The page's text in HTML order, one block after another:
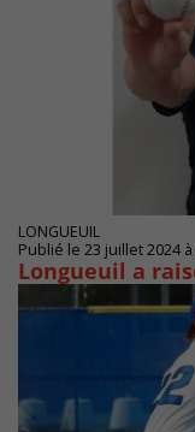
LONGUEUIL
Publié le 23 juillet 2024
Longueuil a